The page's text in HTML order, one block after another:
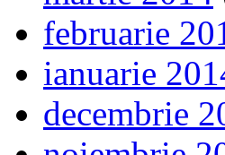
februarie
ianuarie
decembrie